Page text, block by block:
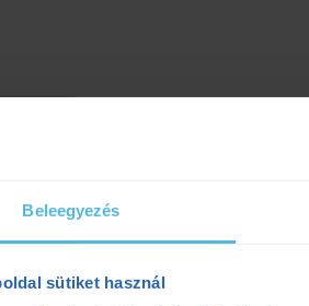
Beleegyezés
sütiket használ